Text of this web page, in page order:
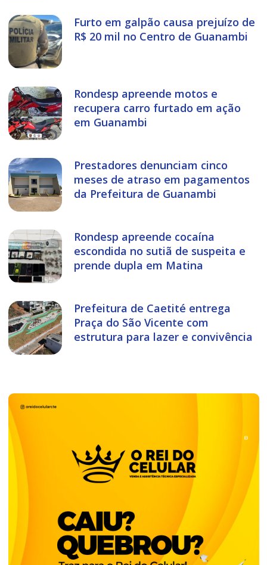
Furto em galpão causa prejuízo de
R$ 20 mil no Centro de Guanambi
Rondesp apreende motos e
recupera carro furtado em ação
em Guanambi
Prestadores denunciam cinco
meses de atraso em pagamentos
da Prefeitura de Guanambi
Rondesp apreende cocaína
escondida no sutiã de suspeita e
prende dupla em Matina
Prefeitura de Caetité entrega
Praça do São Vicente com
estrutura para lazer e convivência